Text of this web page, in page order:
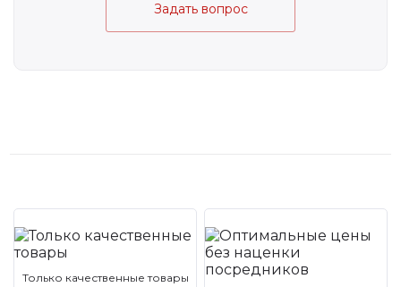
Задать вопрос
Только качественные товары